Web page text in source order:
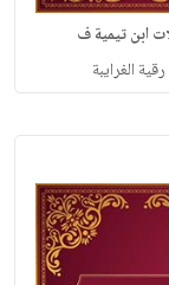
ابن تيمية ف
رقية الغرايبة